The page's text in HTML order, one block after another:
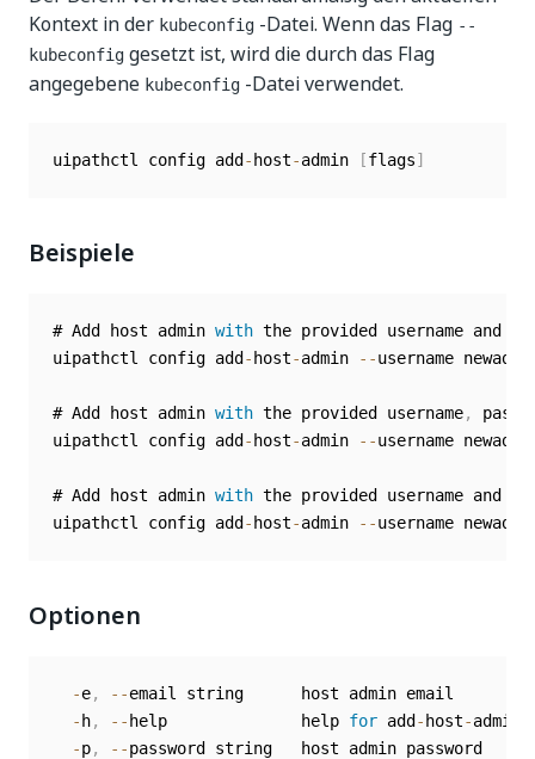
Kontext in der kubeconfig -Datei. Wenn das Flag --
kubeconfig gesetzt ist, wird die durch das Flag
angegebene kubeconfig -Datei verwendet.
uipathctl config add - host-admin [flags]
Beispiele
# Add host admin with the provided username and
uipathctl config add - host-admin --username
# Add host admin with the provided username,
uipathctl config add - host-admin --username
# Add host admin with the provided username and
uipathctl config add - host-admin --username
Optionen
-e, --email string      host admin email
- h, -- help              help for add - host-admin
-p, --password string   host admin password